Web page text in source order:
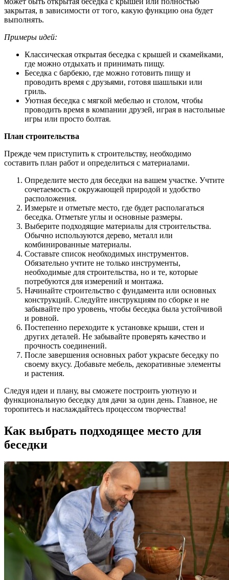
закрытая, в зависимости от того, какую функцию она будет
выполнять.
Примеры идей:
Классическая открытая беседка с крышей и скамейками,
где можно отдыхать и принимать пищу.
Беседка с барбекю, где можно готовить пищу и
проводить время с друзьями, готовя шашлыки или
гриль.
Уютная беседка с мягкой мебелью и столом, чтобы
проводить время в компании друзей, играя в настольные
игры или просто болтая.
План строительства
Прежде чем приступить к строительству, необходимо
составить план работ и определиться с материалами.
Определите место для беседки на вашем участке. Учтите
сочетаемость с окружающей природой и удобство
расположения.
Измерьте и отметьте место, где будет располагаться
беседка. Отметьте углы и основные размеры.
Выберите подходящие материалы для строительства.
Обычно используются дерево, металл или
комбинированные материалы.
Составьте список необходимых инструментов.
Обязательно учтите не только инструменты,
необходимые для строительства, но и те, которые
потребуются для измерений и монтажа.
Начинайте строительство с фундамента или основных
конструкций. Следуйте инструкциям по сборке и не
забывайте про уровень, чтобы беседка была устойчивой
и ровной.
Постепенно переходите к установке крыши, стен и
других деталей. Не забывайте проверять качество и
прочность соединений.
После завершения основных работ украсьте беседку по
своему вкусу. Добавьте мебель, декоративные элементы
и растения.
Следуя идеи и плану, вы сможете построить уютную и
функциональную беседку для дачи за один день. Главное, не
торопитесь и наслаждайтесь процессом творчества!
Как выбрать подходящее место для
беседки